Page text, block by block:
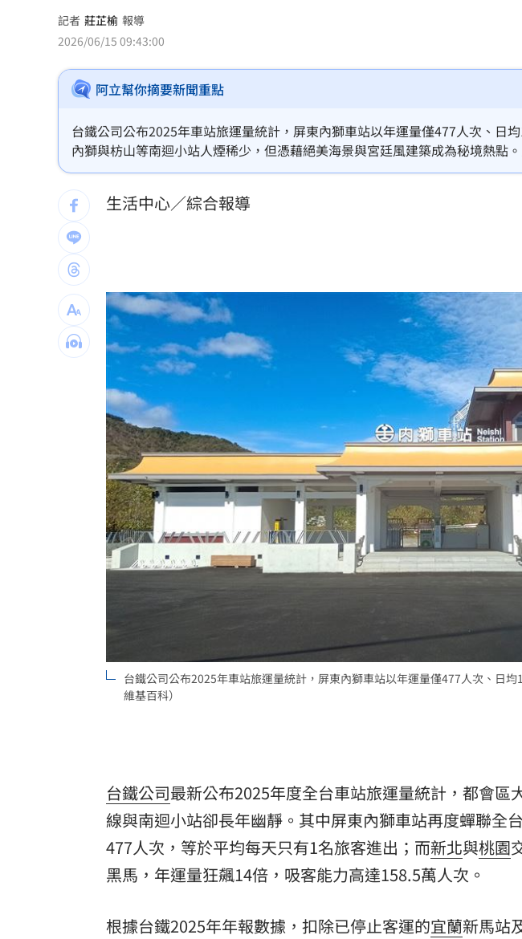
瓊斯盃領隊出爐 陳立宗與張維正挺台灣隊
日人扛回35公斤戰利品曝 台人一看：懂買
台中女里長掃街拜票遭潑糞⋯全身沾滿穢物
彰化橘色虎斑貓走失！飼主懸賞20萬找阿咪 16:01
買疫苗被詐10億！昔日半導體CEO認了被騙
蔡英文助攻蘇巧慧 李四川曝「大咖」應戰
中企署攜3科技公司 助中小企業數位轉型 15:48
台灣彩券開獎直播中
LIVE三立+24小時直播 15:27
三立iNEWS新聞台線上直播 18:00
商場戰國來臨 台中「頂奢大道」逐漸成形 12:00
台彩父親節推新刮刮樂千萬頭獎超「爸」氣 12:00
「拍片人的多重宇宙」職涯論壇9/12登場！ 10:30
8國球員齊聚高雄 Formosa 7s掀足球熱潮
理想混蛋號召粉絲跨海追星吃美食！ 18:15
記者 莊芷榆 報導
2026/06/15 09:43:00
阿立幫你摘要新聞重點
台鐵公司公布2025年車站旅運量統計，屏東內獅車站以年運量僅477人次、日
內獅與枋山等南迴小站人煙稀少，但憑藉絕美海景與宮廷風建築成為秘境熱點
年運量狂飆14倍達158.5萬人次，成為年度最強黑馬。台鐵表示，未來將透過
勢轉化為觀光新商機。
生活中心／綜合報導
台鐵公司公布2025年車站旅運量統計，屏東內獅車站以年運量僅477人次、日
維基百科）
台鐵公司最新公布2025年度全台車站旅運量統計，都會區
線與南迴小站卻長年幽靜。其中屏東內獅車站再度蟬聯全
477人次，等於平均每天只有1名旅客進出；而新北與桃園
黑馬，年運量狂飆14倍，吸客能力高達158.5萬人次。
根據台鐵2025年年報數據，扣除已停止客運的宜蘭新馬站